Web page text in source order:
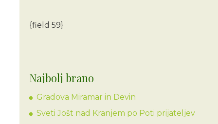
{field 59}
Najbolj brano
Gradova Miramar in Devin
Sveti Jošt nad Kranjem po Poti prijateljev